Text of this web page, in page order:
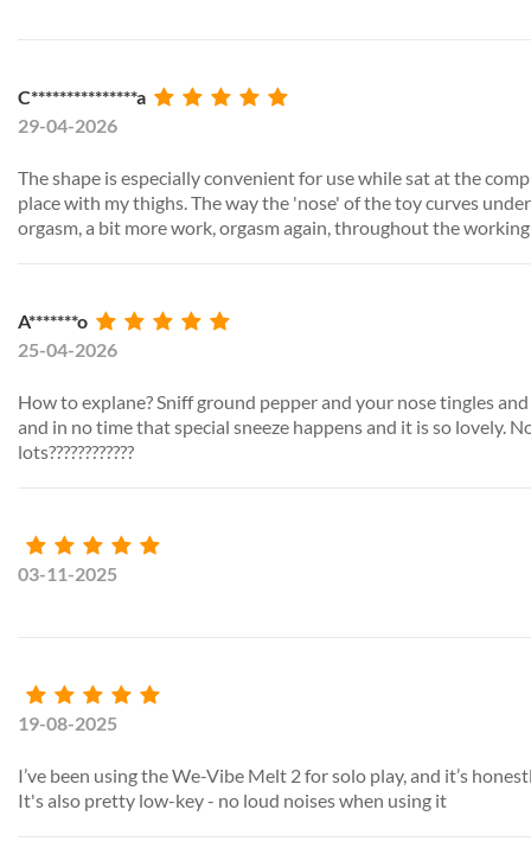
C***************a
29-04-2026
The shape is especially convenient for use while sat at the
place with my thighs. The way the 'nose' of the toy curves
orgasm, a bit more work, orgasm again, throughout the working
A*******o
25-04-2026
How to explane? Sniff ground pepper and your nose tingles
and in no time that special sneeze happens and it is so lovely.
lots????????????
03-11-2025
19-08-2025
I’ve been using the We-Vibe Melt 2 for solo play, and it’s
It's also pretty low-key - no loud noises when using it